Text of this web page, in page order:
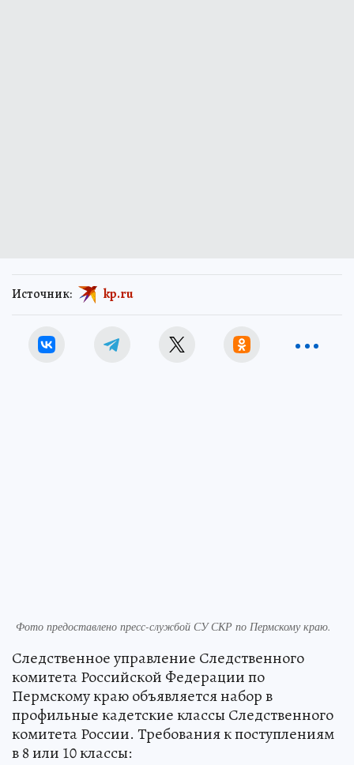
Источник: kp.ru
Фото предоставлено пресс-службой СУ СКР по Пермскому краю.
Следственное управление Следственного
комитета Российской Федерации по
Пермскому краю объявляется набор в
профильные кадетские классы Следственного
комитета России. Требования к поступлениям
в 8 или 10 классы: